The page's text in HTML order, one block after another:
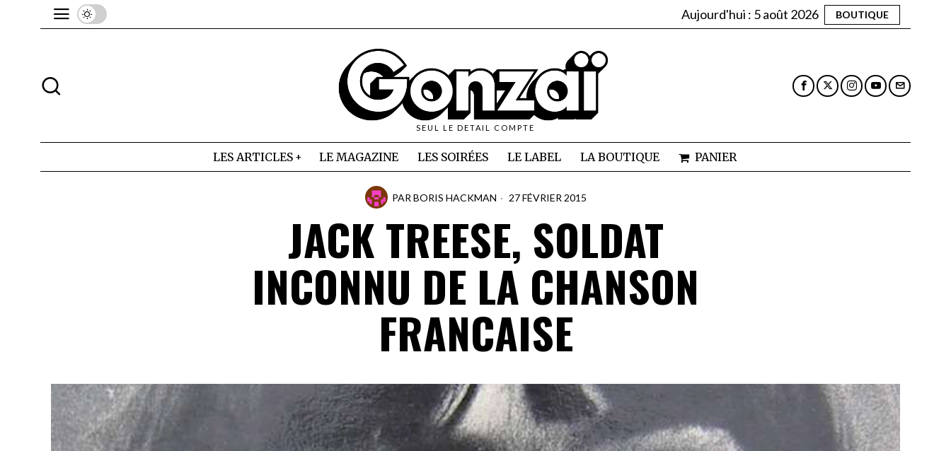
Aujourd'hui : 5 août 2026 BOUTIQUE
SEUL LE DETAIL COMPTE
LES ARTICLES LE MAGAZINE LES SOIRÉES LE LABEL LA BOUTIQUE PANIER
PAR BORIS HACKMAN 27 FÉVRIER 2015
JACK TREESE, SOLDAT
INCONNU DE LA CHANSON
FRANCAISE